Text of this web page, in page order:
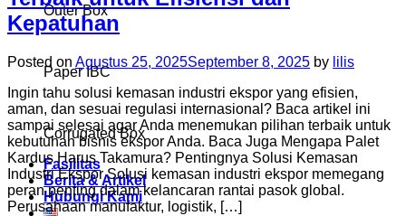
Outer Box
Paper IBC
Corrugated Box
Fasilitas
Berita & Artikel
Hubungi Kami
Kepatuhan
Posted on Agustus 25, 2025September 8, 2025 by lilis
Ingin tahu solusi kemasan industri ekspor yang efisien,
aman, dan sesuai regulasi internasional? Baca artikel ini
sampai selesai agar Anda menemukan pilihan terbaik untuk
kebutuhan bisnis ekspor Anda. Baca Juga Mengapa Palet
Kardus Harus Takamura? Pentingnya Solusi Kemasan
Industri Ekspor Solusi kemasan industri ekspor memegang
peran penting dalam kelancaran rantai pasok global.
Perusahaan manufaktur, logistik, […]